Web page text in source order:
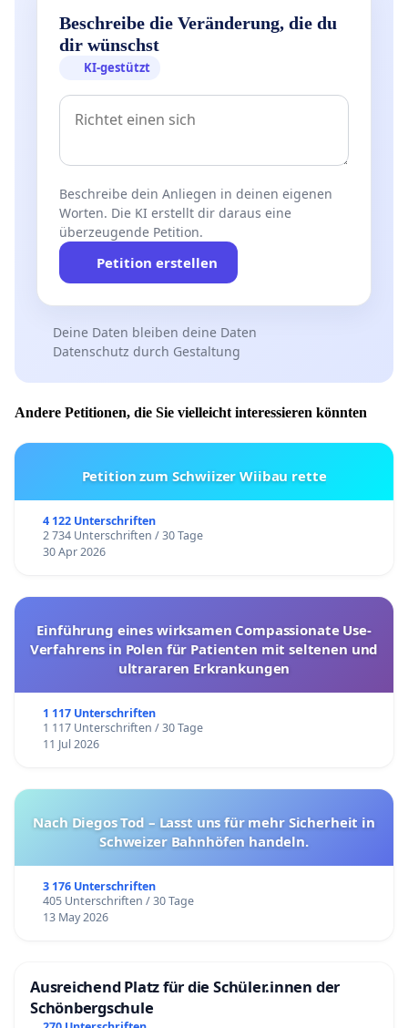
Beschreibe die Veränderung, die du
dir wünschst
KI-gestützt
Beschreibe dein Anliegen in deinen eigenen
Worten. Die KI erstellt dir daraus eine
überzeugende Petition.
Petition erstellen
Deine Daten bleiben deine Daten
Datenschutz durch Gestaltung
Andere Petitionen, die Sie vielleicht interessieren könnten
Petition zum Schwiizer Wiibau rette
4 122 Unterschriften
2 734 Unterschriften / 30 Tage
30 Apr 2026
Einführung eines wirksamen Compassionate Use-
Verfahrens in Polen für Patienten mit seltenen und
ultrararen Erkrankungen
1 117 Unterschriften
1 117 Unterschriften / 30 Tage
11 Jul 2026
Nach Diegos Tod – Lasst uns für mehr Sicherheit in
Schweizer Bahnhöfen handeln.
3 176 Unterschriften
405 Unterschriften / 30 Tage
13 May 2026
Ausreichend Platz für die Schüler.innen der
Schönbergschule